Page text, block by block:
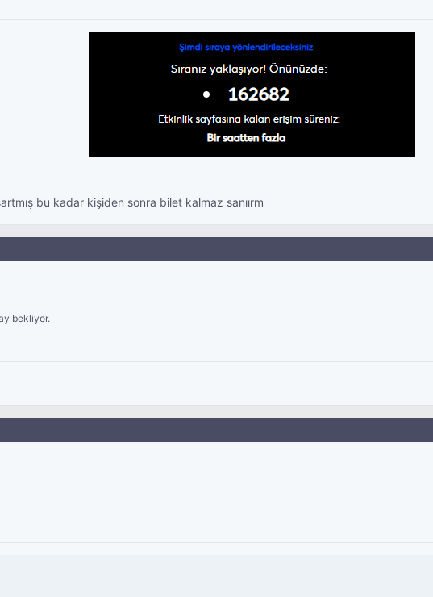
bu kadar kişiden sonra bilet kalmaz sanıırm
bekliyor.